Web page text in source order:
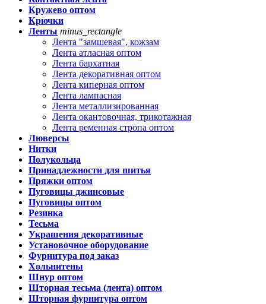
Кружево оптом
Крючки
Ленты minus_rectangle
Лента "замшевая", кожзам
Лента атласная оптом
Лента бархатная
Лента декоративная оптом
Лента киперная оптом
Лента лампасная
Лента металлизированная
Лента окантовочная, трикотажная
Лента ременная стропа оптом
Люверсы
Нитки
Полукольца
Принадлежности для шитья
Пряжки оптом
Пуговицы джинсовые
Пуговицы оптом
Резинка
Тесьма
Украшения декоративные
Установочное оборудование
Фурнитура под заказ
Хольнитены
Шнур оптом
Шторная тесьма (лента) оптом
Шторная фурнитура оптом